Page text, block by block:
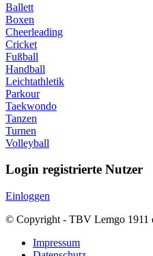
Ballett
Boxen
Cheerleading
Cricket
Fußball
Handball
Leichtathletik
Parkour
Taekwondo
Tanzen
Turnen
Volleyball
Login registrierte Nutzer
Einloggen
© Copyright - TBV Lemgo 1911
Impressum